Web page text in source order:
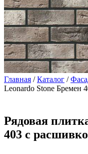
Главная /Каталог /
Leonardo Stone Бремен
Рядовая
403 с